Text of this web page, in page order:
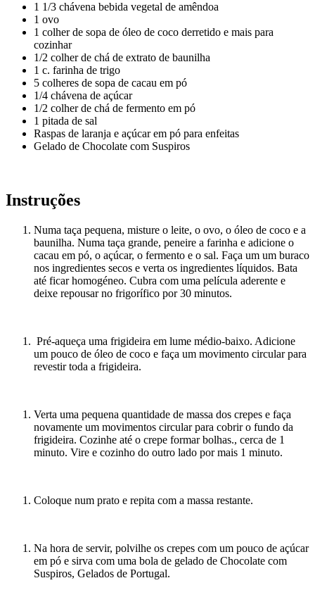
1 1/3 chávena bebida vegetal de amêndoa
1 ovo
1 colher de sopa de óleo de coco derretido e mais para
cozinhar
1/2 colher de chá de extrato de baunilha
1 c. farinha de trigo
5 colheres de sopa de cacau em pó
1/4 chávena de açúcar
1/2 colher de chá de fermento em pó
1 pitada de sal
Raspas de laranja e açúcar em pó para enfeitas
Gelado de Chocolate com Suspiros
Instruções
Numa taça pequena, misture o leite, o ovo, o óleo de coco e a
baunilha. Numa taça grande, peneire a farinha e adicione o
cacau em pó, o açúcar, o fermento e o sal. Faça um um buraco
nos ingredientes secos e verta os ingredientes líquidos. Bata
até ficar homogéneo. Cubra com uma película aderente e
deixe repousar no frigorífico por 30 minutos.
Pré-aqueça uma frigideira em lume médio-baixo. Adicione
um pouco de óleo de coco e faça um movimento circular para
revestir toda a frigideira.
Verta uma pequena quantidade de massa dos crepes e faça
novamente um movimentos circular para cobrir o fundo da
frigideira. Cozinhe até o crepe formar bolhas., cerca de 1
minuto. Vire e cozinho do outro lado por mais 1 minuto.
Coloque num prato e repita com a massa restante.
Na hora de servir, polvilhe os crepes com um pouco de açúcar
em pó e sirva com uma bola de gelado de Chocolate com
Suspiros, Gelados de Portugal.